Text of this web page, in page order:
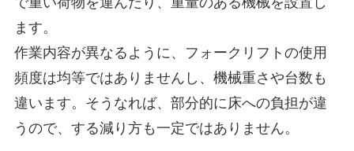
ます。
作業内容が異なるように、フォークリフトの使用
頻度は均等ではありませんし、機械重さや台数も
違います。そうなれば、部分的に床への負担が違
うので、する減り方も一定ではありません。